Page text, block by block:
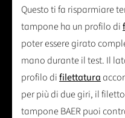
Questo ti fa risparmiare
tampone ha un profilo di
poter essere girato
mano durante il test. Il
profilo difilettatura
per più di due giri, il
tampone BAER puoi